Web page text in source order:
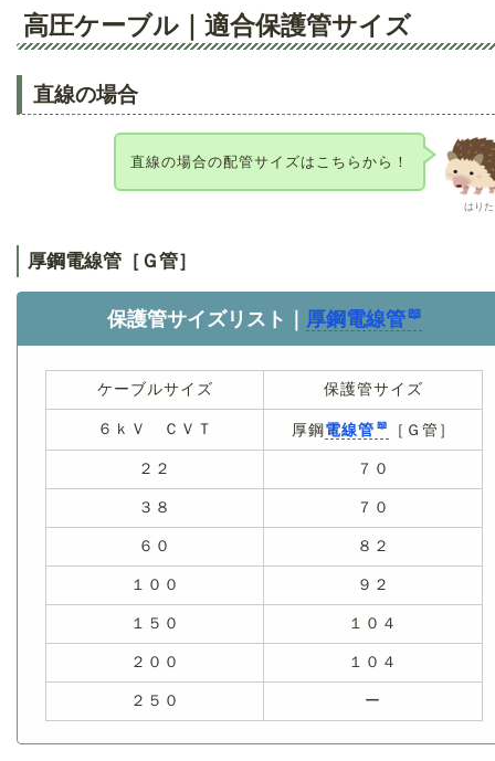
高圧ケーブル｜適合保護管サイズ
直線の場合
はりた
直線の場合の配管サイズはこちらから！
厚鋼電線管［Ｇ管］
保護管サイズリスト｜ 厚鋼電線管
ケーブルサイズ 保護管サイズ
６ｋＶ ＣＶＴ 厚鋼電線管 ［Ｇ管］
２２ ７０
３８ ７０
６０ ８２
１００ ９２
１５０ １０４
２００ １０４
２５０ ー